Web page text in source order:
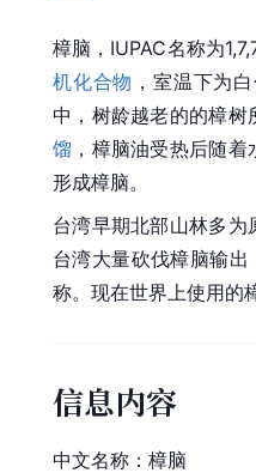
樟脑，IUPAC名称为
机化合物 ，室温下为
中，树龄越老的的樟
馏 ，樟脑油受热后随
形成樟脑。
台湾早期北部山林多为
台湾大量砍伐樟脑输
称。现在世界上使用的
信息内容
中文名称：樟脑